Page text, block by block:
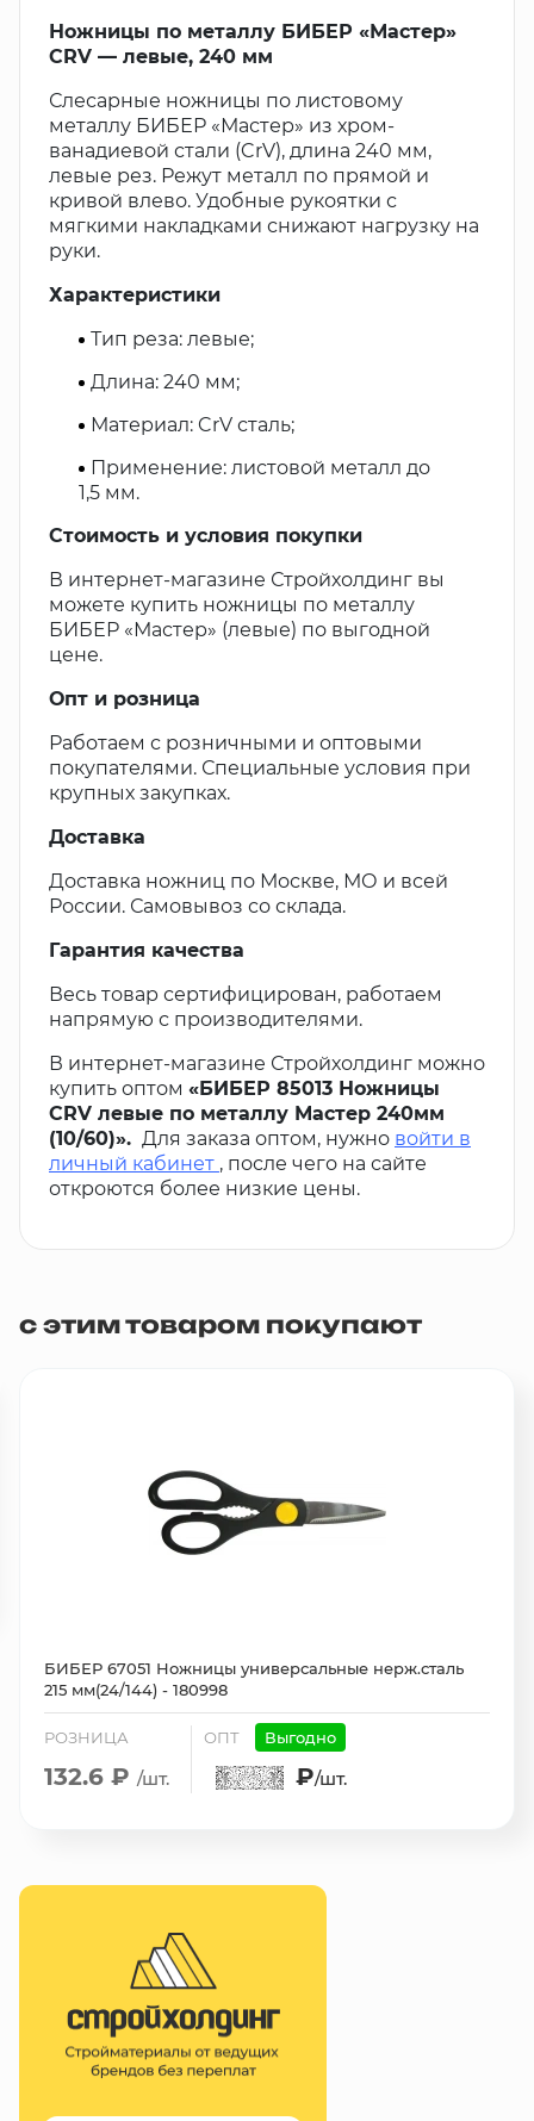
Ножницы по металлу БИБЕР «Мастер»
CRV — левые, 240 мм
Слесарные ножницы по листовому
металлу БИБЕР «Мастер» из хром-
ванадиевой стали (CrV), длина 240 мм,
левые рез. Режут металл по прямой и
кривой влево. Удобные рукоятки с
мягкими накладками снижают нагрузку на
руки.
Характеристики
Тип реза: левые;
Длина: 240 мм;
Материал: CrV сталь;
Применение: листовой металл до
1,5 мм.
Стоимость и условия покупки
В интернет-магазине Стройхолдинг вы
можете купить ножницы по металлу
БИБЕР «Мастер» (левые) по выгодной
цене.
Опт и розница
Работаем с розничными и оптовыми
покупателями. Специальные условия при
крупных закупках.
Доставка
Доставка ножниц по Москве, МО и всей
России. Самовывоз со склада.
Гарантия качества
Весь товар сертифицирован, работаем
напрямую с производителями.
В интернет-магазине Стройхолдинг можно
купить оптом «БИБЕР 85013 Ножницы
CRV левые по металлу Мастер 240мм
(10/60)». Для заказа оптом, нужно войти в
личный кабинет , после чего на сайте
откроются более низкие цены.
с этим товаром покупают
БИБЕР 67051 Ножницы универсальные нерж.сталь
215 мм(24/144) - 180998
РОЗНИЦА
132.6 ₽ /шт.
ОПТ Выгодно
₽/шт.